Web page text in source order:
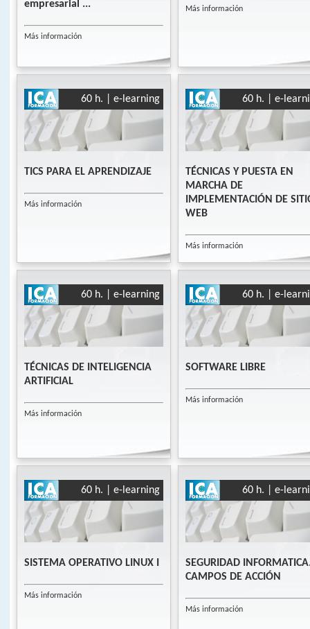
empresarial ...
Más información
Más información
60 h. | e-learning
TICS PARA EL APRENDIZAJE
Más información
60 h. | e-
TÉCNICAS Y PUESTA EN
MARCHA DE
IMPLEMENTACIÓN DE
WEB
Más información
60 h. | e-learning
TÉCNICAS DE INTELIGENCIA
ARTIFICIAL
Más información
60 h. | e-
SOFTWARE LIBRE
Más información
60 h. | e-learning
SISTEMA OPERATIVO LINUX I
Más información
60 h. | e-
SEGURIDAD
CAMPOS DE ACCIÓN
Más información